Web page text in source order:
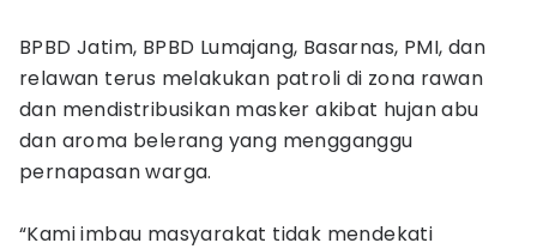
BPBD Jatim, BPBD Lumajang, Basarnas, PMI, dan
relawan terus melakukan patroli di zona rawan
dan mendistribusikan masker akibat hujan abu
dan aroma belerang yang mengganggu
pernapasan warga.
“Kami imbau masyarakat tidak mendekati